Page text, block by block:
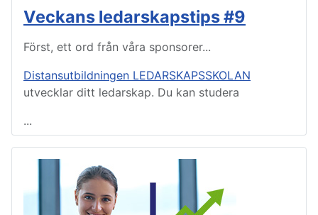
Veckans ledarskapstips #9
Först, ett ord från våra sponsorer...
Distansutbildningen LEDARSKAPSSKOLAN
utvecklar ditt ledarskap. Du kan studera
...